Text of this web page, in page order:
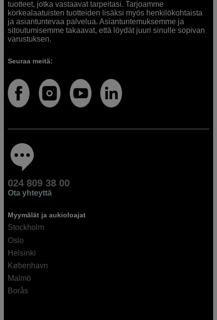
tuotteet, jotka vastaavat tarpeitasi. Tarjoamme
korkealaatuisten tuotteiden lisäksi myös henkilökohtaista
ja asiantuntevaa palvelua. Asiantuntemuksemme ja
sitoutumisemme takaavat, että löydät juuri sinulle sopivan
varustuksen.
Seuraa meitä:
024 809 38 00
Ota yhteyttä
Myymälät ja aukioloajat
Stockholm
Oslo
Helsinki
København
Malmö
Borås